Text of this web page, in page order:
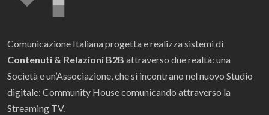
Comunicazione Italiana progetta e realizza sistemi di
Contenuti & Relazioni B2B attraverso due realtà: una
Società e un’Associazione, che si incontrano nel nuovo Studio
digitale: Community House comunicando attraverso la
Streaming TV.